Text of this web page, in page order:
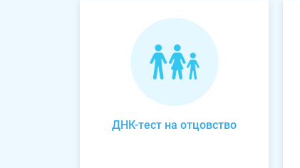
ДНК-тест на отцовство